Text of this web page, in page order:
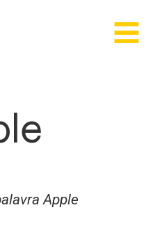
Apple